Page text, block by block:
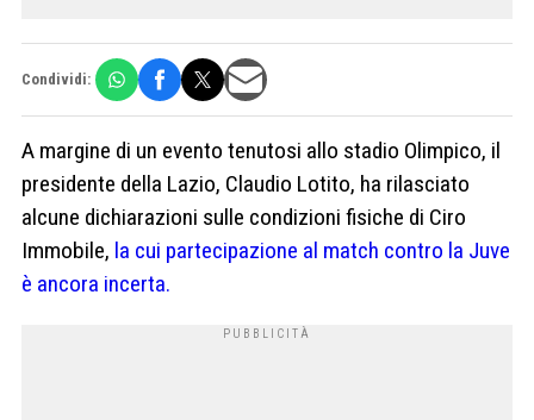
Condividi:
A margine di un evento tenutosi allo stadio Olimpico, il
presidente della Lazio, Claudio Lotito, ha rilasciato
alcune dichiarazioni sulle condizioni fisiche di Ciro
Immobile, la cui partecipazione al match contro la Juve
è ancora incerta.